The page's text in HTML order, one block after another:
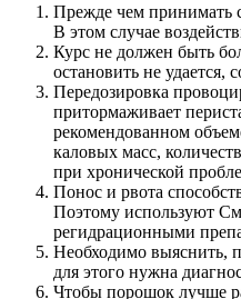
Прежде чем принимать
В этом случае
Курс не должен быть
остановить не удается,
Передозировка
притормаживает
рекомендованном
каловых масс,
при хронической
Понос и рвота
Поэтому используют
регидрационными
Необходимо выяснить,
для этого нужна
Чтобы порошок лучше